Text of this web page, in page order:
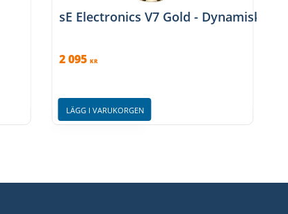
sE Electronics V7 Gold - Dynamisk
2 095 KR
LÄGG I VARUKORGEN